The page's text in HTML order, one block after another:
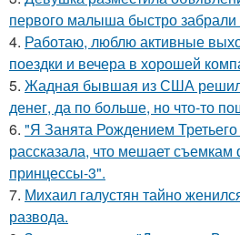
первого малыша быстро
4. Работаю, люблю активные
поездки и вечера в хорошей
5. Жадная бывшая из США
денег, да по больше, но что-то
6. "Я Занята Рождением
рассказала, что мешает
принцессы-3".
7. Михаил галустян тайно
развода.